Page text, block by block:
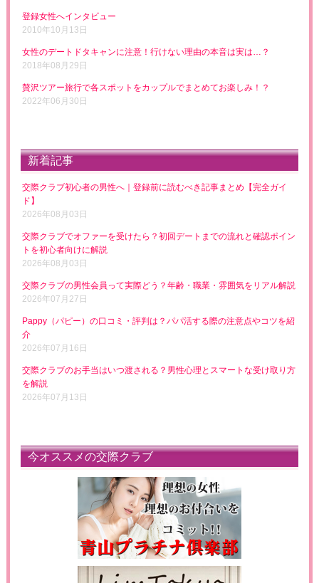
登録女性へインタビュー
2010年10月13日
女性のデートドタキャンに注意！行けない理由の本音は実は…？
2018年08月29日
贅沢ツアー旅行で各スポットをカップルでまとめてお楽しみ！？
2022年06月30日
新着記事
交際クラブ初心者の男性へ｜登録前に読むべき記事まとめ【完全ガイ
ド】
2026年08月03日
交際クラブでオファーを受けたら？初回デートまでの流れと確認ポイン
トを初心者向けに解説
2026年08月03日
交際クラブの男性会員って実際どう？年齢・職業・雰囲気をリアル解説
2026年07月27日
Pappy（パピー）の口コミ・評判は？パパ活する際の注意点やコツを紹
介
2026年07月16日
交際クラブのお手当はいつ渡される？男性心理とスマートな受け取り方
を解説
2026年07月13日
今オススメの交際クラブ